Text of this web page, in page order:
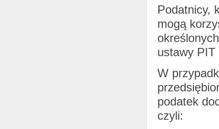
Podatnicy,
mogą
ustawy
W
podatek
czyli: